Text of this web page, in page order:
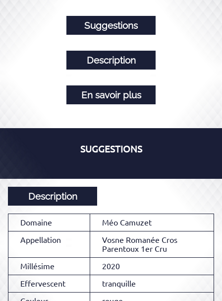
Suggestions
Description
En savoir plus
SUGGESTIONS
Description
Domaine
Méo Camuzet
Appellation
Vosne Romanée Cros
Parentoux 1er Cru
Millésime
2020
Effervescent
tranquille